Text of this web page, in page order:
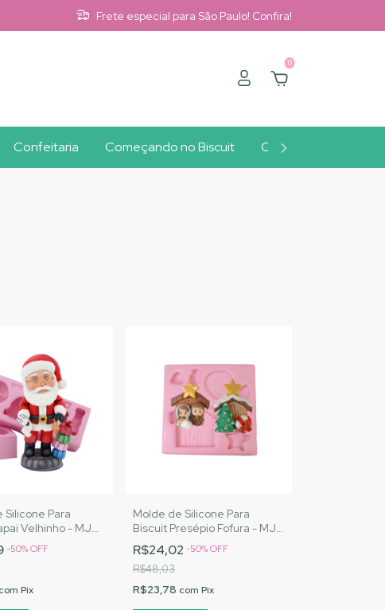
Frete especial para São Paulo! Confira!
0
Confeitaria Começando no Biscuit Clube A10
Silicone Para
Velhinho - MJ
|Cód. 2528
-50%OFF
com Pix
Molde de Silicone Para
Biscuit Presépio Fofura - MJ
Artesanatos |Cód. 2525
R$24,02 -50%OFF
R$48,03
R$23,78 com Pix